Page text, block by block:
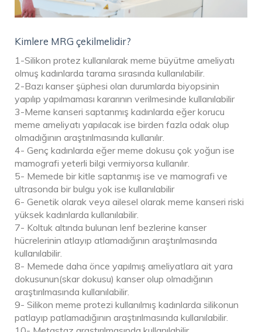
Kimlere MRG çekilmelidir?
1-Silikon protez kullanılarak meme büyütme ameliyatı
olmuş kadınlarda tarama sırasında kullanılabilir.
2-Bazı kanser şüphesi olan durumlarda biyopsinin
yapılıp yapılmaması kararının verilmesinde kullanılabilir
3-Meme kanseri saptanmış kadınlarda eğer korucu
meme ameliyatı yapılacak ise birden fazla odak olup
olmadığının araştırılmasında kullanılır.
4- Genç kadınlarda eğer meme dokusu çok yoğun ise
mamografi yeterli bilgi vermiyorsa kullanılır.
5- Memede bir kitle saptanmış ise ve mamografi ve
ultrasonda bir bulgu yok ise kullanılabilir
6- Genetik olarak veya ailesel olarak meme kanseri riski
yüksek kadınlarda kullanılabilir.
7- Koltuk altında bulunan lenf bezlerine kanser
hücrelerinin atlayıp atlamadığının araştırılmasında
kullanılabilir.
8- Memede daha önce yapılmış ameliyatlara ait yara
dokusunun(skar dokusu) kanser olup olmadığının
araştırılmasında kullanılabilir.
9- Silikon meme protezi kullanılmış kadınlarda silikonun
patlayıp patlamadığının araştırılmasında kullanılabilir.